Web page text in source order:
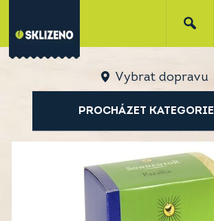
Vybrat dopravu
PROCHÁZET KATEGORIE